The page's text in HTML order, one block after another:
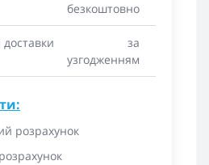
безкоштовно
доставки
за
узгодженням
розрахунок